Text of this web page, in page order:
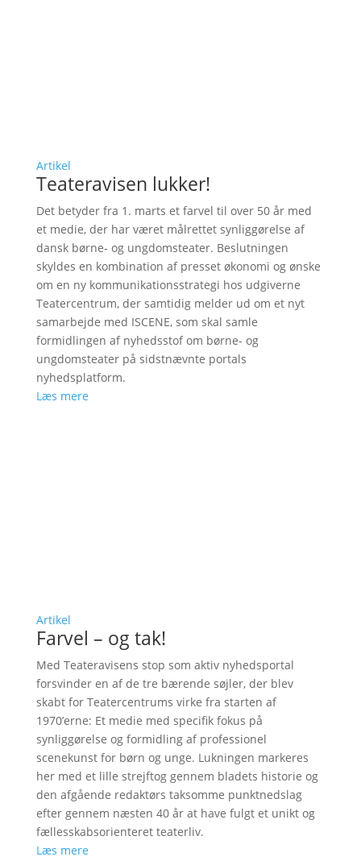
Artikel
Teateravisen lukker!
Det betyder fra 1. marts et farvel til over 50 år med
et medie, der har været målrettet synliggørelse af
dansk børne- og ungdomsteater. Beslutningen
skyldes en kombination af presset økonomi og ønske
om en ny kommunikationsstrategi hos udgiverne
Teatercentrum, der samtidig melder ud om et nyt
samarbejde med ISCENE, som skal samle
formidlingen af nyhedsstof om børne- og
ungdomsteater på sidstnævnte portals
nyhedsplatform.
Læs mere
Artikel
Farvel – og tak!
Med Teateravisens stop som aktiv nyhedsportal
forsvinder en af de tre bærende søjler, der blev
skabt for Teatercentrums virke fra starten af
1970’erne: Et medie med specifik fokus på
synliggørelse og formidling af professionel
scenekunst for børn og unge. Lukningen markeres
her med et lille strejftog gennem bladets historie og
den afgående redaktørs taksomme punktnedslag
efter gennem næsten 40 år at have fulgt et unikt og
fællesskabsorienteret teaterliv.
Læs mere